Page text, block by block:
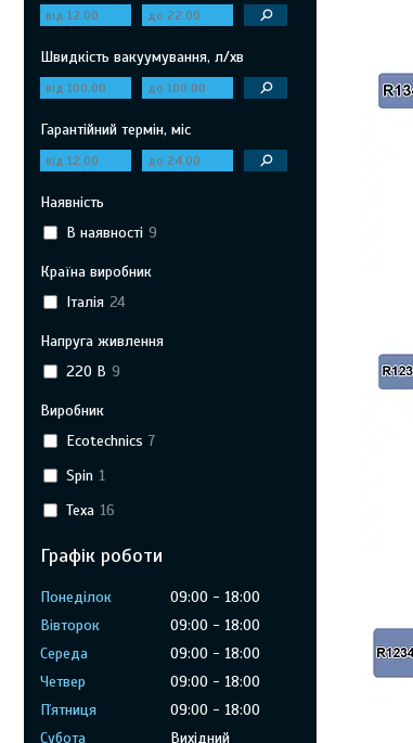
Швидкість вакуумування, л/хв
Гарантійний термін, міс
Наявність
В наявності 9
Країна виробник
Італія 24
Напруга живлення
220 В 9
Виробник
Ecotechnics 7
Spin 1
Texa 16
Графік роботи
Понеділок 09:00
18:00
Вівторок
09:00
18:00
Середа
09:00
18:00
Четвер
09:00
18:00
Пʼятниця
09:00
18:00
Субота
Вихідний